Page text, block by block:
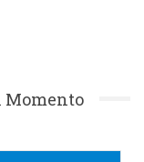
Momento